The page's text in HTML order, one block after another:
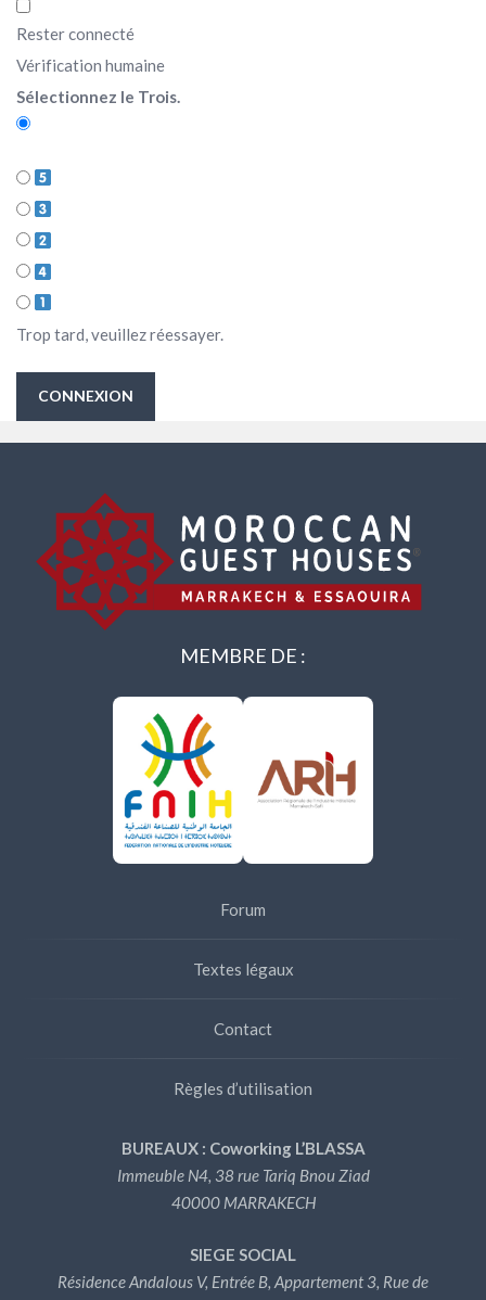
Rester connecté
Vérification humaine
Sélectionnez le Trois.
Trop tard, veuillez réessayer.
CONNEXION
MEMBRE DE :
Forum
Textes légaux
Contact
Règles d’utilisation
BUREAUX : Coworking L’BLASSA
Immeuble N4, 38 rue Tariq Bnou Ziad
40000 MARRAKECH
SIEGE SOCIAL
Résidence Andalous V, Entrée B, Appartement 3, Rue de